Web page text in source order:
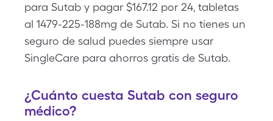
para Sutab y pagar $167.12 por 24, tabletas
al 1479-225-188mg de Sutab. Si no tienes un
seguro de salud puedes siempre usar
SingleCare para ahorros gratis de Sutab.
¿Cuánto cuesta Sutab con seguro
médico?